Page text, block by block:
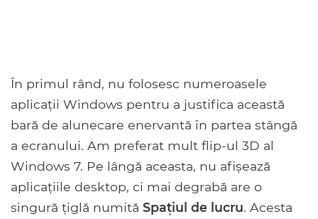
În primul rând, nu folosesc numeroasele
aplicații Windows pentru a justifica această
bară de alunecare enervantă în partea stângă
a ecranului. Am preferat mult flip-ul 3D al
Windows 7. Pe lângă aceasta, nu afișează
aplicațiile desktop, ci mai degrabă are o
singură țiglă numită Spațiul de lucru. Acesta